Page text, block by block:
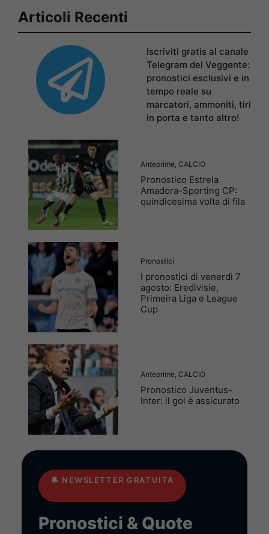
Articoli Recenti
Iscriviti gratis al canale
Telegram del Veggente:
pronostici esclusivi e in
tempo reale su
marcatori, ammoniti, tiri
in porta e tanto altro!
Anteprime, CALCIO
Pronostico Estrela
Amadora-Sporting CP:
quindicesima volta di fila
Pronostici
I pronostici di venerdì 7
agosto: Eredivisie,
Primeira Liga e League
Cup
Anteprime, CALCIO
Pronostico Juventus-
Inter: il gol è assicurato
🔔 NEWSLETTER GRATUITA
Pronostici & Quote